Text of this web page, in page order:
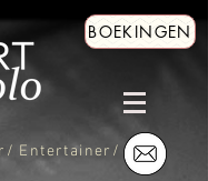
Entertainer/
BOEKINGEN